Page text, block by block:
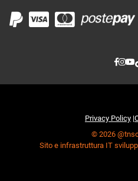
Privacy Policy |
© 2026
Sito e infrastruttura IT